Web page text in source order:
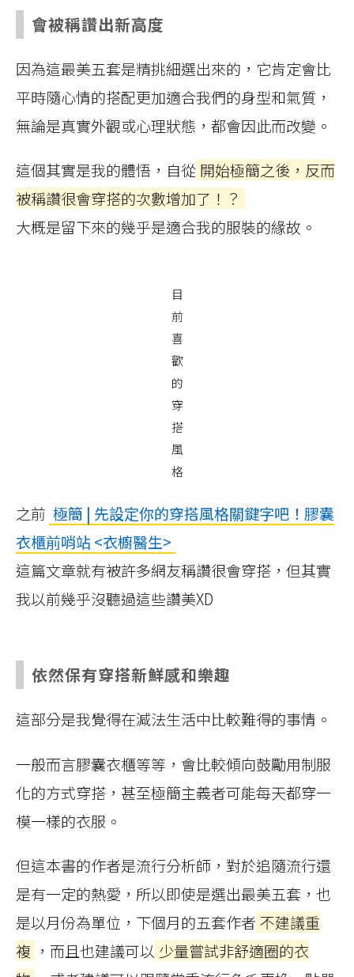
會被稱讚出新高度
因為這最美五套是精挑細選出來的，它肯定會比
平時隨心情的搭配更加適合我們的身型和氣質，
無論是真實外觀或心理狀態，都會因此而改變。
這個其實是我的體悟，自從 開始極簡之後，反而
被稱讚很會穿搭的次數增加了！？
大概是留下來的幾乎是適合我的服裝的緣故。
目
前
喜
歡
的
穿
搭
風
格
之前 極簡 | 先設定你的穿搭風格關鍵字吧！膠囊
衣櫃前哨站 <衣櫥醫生>
這篇文章就有被許多網友稱讚很會穿搭，但其實
我以前幾乎沒聽過這些讚美XD
依然保有穿搭新鮮感和樂趣
這部分是我覺得在減法生活中比較難得的事情。
一般而言膠囊衣櫃等等，會比較傾向鼓勵用制服
化的方式穿搭，甚至極簡主義者可能每天都穿一
模一樣的衣服。
但這本書的作者是流行分析師，對於追隨流行還
是有一定的熱愛，所以即使是選出最美五套，也
是以月份為單位，下個月的五套作者 不建議重
複 ，而且也建議可以 少量嘗試非舒適圈的衣